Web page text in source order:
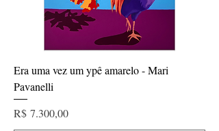
Era uma vez um ypê amarelo - Mari
Pavanelli
Preço
R$ 7.300,00